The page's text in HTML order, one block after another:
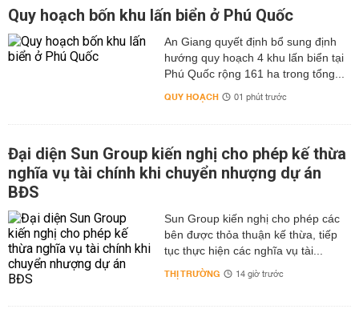
Quy hoạch bốn khu lấn biển ở Phú Quốc
An Giang quyết định bổ sung định
hướng quy hoạch 4 khu lấn biển tại
Phú Quốc rộng 161 ha trong tổng...
QUY HOẠCH 01 phút trước
Đại diện Sun Group kiến nghị cho phép kế thừa
nghĩa vụ tài chính khi chuyển nhượng dự án
BĐS
Sun Group kiến nghị cho phép các
bên được thỏa thuận kế thừa, tiếp
tục thực hiện các nghĩa vụ tài...
THỊ TRƯỜNG 14 giờ trước